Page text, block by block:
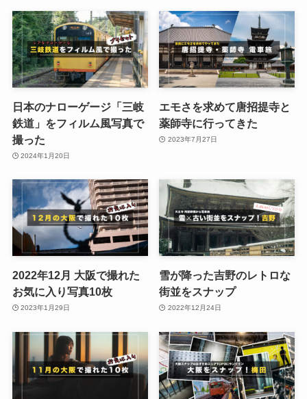
日本のナローゲージ「三岐
鉄道」をフィルム風写真で
撮った
2024年1月20日
エモさを求めて唐招提寺と
薬師寺に行ってきた
2023年7月27日
2022年12月 大阪で撮れた
お気に入り写真10枚
2023年1月29日
雪が降った吉野のレトロな
街並をスナップ
2022年12月24日